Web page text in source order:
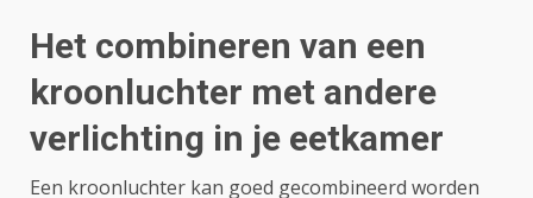
Het combineren van een
kroonluchter met andere
verlichting in je eetkamer
Een kroonluchter kan goed gecombineerd worden